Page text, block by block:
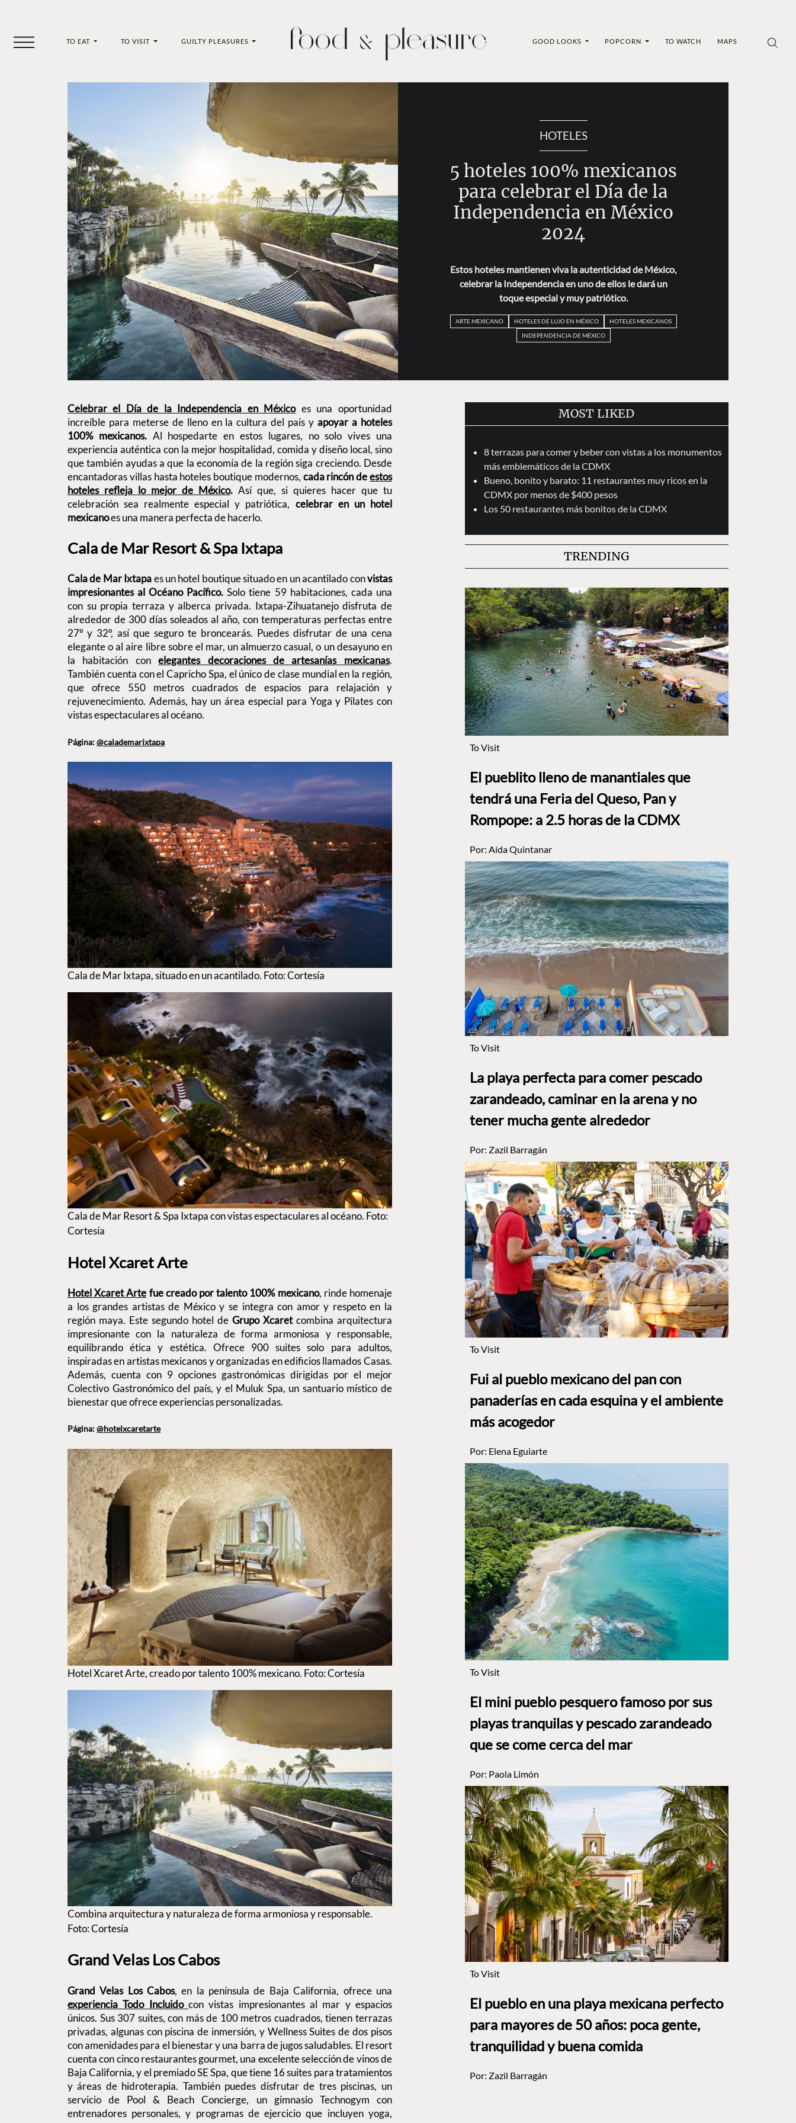
TO EAT TO VISIT GUILTY PLEASURES GOOD LOOKS POPCORN TO WATCH MAPS
HOTELES
5 hoteles 100% mexicanos
para celebrar el Día de la
Independencia en México
2024
Estos hoteles mantienen viva la autenticidad de México,
celebrar la Independencia en uno de ellos le dará un
toque especial y muy patriótico.
ARTE MEXICANO HOTELES DE LUJO EN MÉXICO
HOTELES MEXICANOS
INDEPENDENCIA DE MÉXICO
Celebrar el Día de la Independencia en México es una oportunidad
increíble para meterse de lleno en la cultura del país yapoyar a hoteles
100% mexicanos.Al hospedarte en estos lugares, no solo vives una
experiencia auténtica con la mejor hospitalidad, comida y diseño local, sino
que también ayudas a que la economía de la región siga creciendo. Desde
encantadoras villas hasta hoteles boutique modernos, cada rincón deestos
hoteles refleja lo mejor de México. Así que, si quieres hacer que tu
celebración sea realmente especial y patriótica, celebrar en un hotel
mexicanoes una manera perfecta de hacerlo.
Cala de Mar Resort & Spa Ixtapa
Cala de Mar Ixtapaes un hotel boutique situado en un acantilado convistas
impresionantes al Océano Pacífico. Solo tiene 59 habitaciones, cada una
con su propia terraza y alberca privada. Ixtapa-Zihuatanejo disfruta de
alrededor de 300 días soleados al año, con temperaturas perfectas entre
27º y 32º, así que seguro te broncearás. Puedes disfrutar de una cena
elegante o al aire libre sobre el mar, un almuerzo casual, o un desayuno en
la habitación con elegantes decoraciones de artesanías mexicanas.
También cuenta con el Capricho Spa, el único de clase mundial en la región,
que ofrece 550 metros cuadrados de espacios para relajación y
rejuvenecimiento. Además, hay un área especial para Yoga y Pilates con
vistas espectaculares al océano.
Página:@calademarixtapa
Cala de Mar Ixtapa, situado en un acantilado. Foto: Cortesía
Cala de Mar Resort & Spa Ixtapa con vistas espectaculares al océano. Foto:
Cortesía
Hotel Xcaret Arte
Hotel Xcaret Arte fue creado por talento 100% mexicano, rinde homenaje
a los grandes artistas de México y se integra con amor y respeto en la
región maya. Este segundo hotel deGrupo Xcaretcombina arquitectura
impresionante con la naturaleza de forma armoniosa y responsable,
equilibrando ética y estética. Ofrece 900 suites solo para adultos,
inspiradas en artistas mexicanos y organizadas en edificios llamados Casas.
Además, cuenta con 9 opciones gastronómicas dirigidas por el mejor
Colectivo Gastronómico del país, y el Muluk Spa, un santuario místico de
bienestar que ofrece experiencias personalizadas.
Página:@hotelxcaretarte
Hotel Xcaret Arte, creado por talento 100% mexicano. Foto: Cortesía
Combina arquitectura y naturaleza de forma armoniosa y responsable.
Foto: Cortesía
Grand Velas Los Cabos
Grand Velas Los Cabos, en la península de Baja California, ofrece una
experiencia Todo Incluido con vistas impresionantes al mar y espacios
únicos. Sus 307 suites, con más de 100 metros cuadrados, tienen terrazas
privadas, algunas con piscina de inmersión, y Wellness Suites de dos pisos
con amenidades para el bienestar y una barra de jugos saludables. El resort
cuenta con cinco restaurantes gourmet, una excelente selección de vinos de
Baja California, y el premiado SE Spa, que tiene 16 suites para tratamientos
y áreas de hidroterapia. También puedes disfrutar de tres piscinas, un
servicio de Pool & Beach Concierge, un gimnasio Technogym con
entrenadores personales, y programas de ejercicio que incluyen yoga,
MOST LIKED
8 terrazas para comer y beber con vistas a los monumentos
más emblemáticos de la CDMX
Bueno, bonito y barato: 11 restaurantes muy ricos en la
CDMX por menos de $400 pesos
Los 50 restaurantes más bonitos de la CDMX
TRENDING
To Visit
El pueblito lleno de manantiales que
tendrá una Feria del Queso, Pan y
Rompope: a 2.5 horas de la CDMX
Por: Aída Quintanar
To Visit
La playa perfecta para comer pescado
zarandeado, caminar en la arena y no
tener mucha gente alrededor
Por: Zazil Barragán
To Visit
Fui al pueblo mexicano del pan con
panaderías en cada esquina y el ambiente
más acogedor
Por: Elena Eguiarte
To Visit
El mini pueblo pesquero famoso por sus
playas tranquilas y pescado zarandeado
que se come cerca del mar
Por: Paola Limón
To Visit
El pueblo en una playa mexicana perfecto
para mayores de 50 años: poca gente,
tranquilidad y buena comida
Por: Zazil Barragán